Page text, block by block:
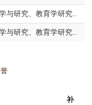
与研究、教育学研究...
与研究、教育学研究...
补